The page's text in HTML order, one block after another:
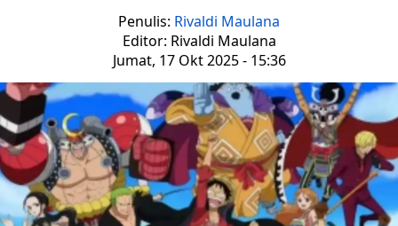
Penulis: Rivaldi Maulana
Editor: Rivaldi Maulana
Jumat, 17 Okt 2025 - 15:36